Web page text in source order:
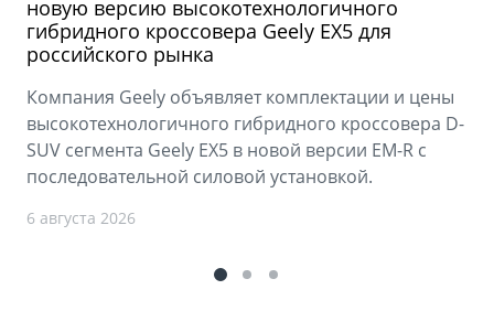
новую версию высокотехнологичного
гибридного кроссовера Geely EX5 для
российского рынка
Компания Geely объявляет комплектации и цены
высокотехнологичного гибридного кроссовера D-
SUV сегмента Geely EX5 в новой версии EM-R с
последовательной силовой установкой.
6 августа 2026